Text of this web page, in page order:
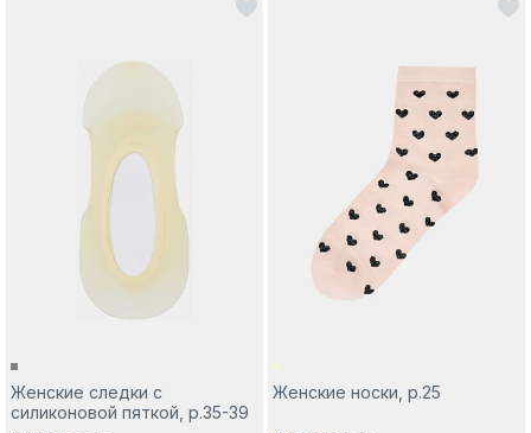
Женские следки с
силиконовой пяткой, р.35-39
Женские носки, р.25